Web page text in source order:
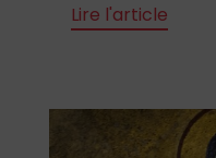
Lire l'article